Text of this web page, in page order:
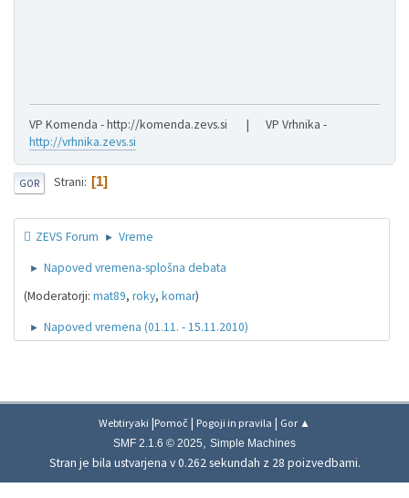
VP Komenda - http://komenda.zevs.si | VP Vrhnika -
http://vrhnika.zevs.si
GOR Strani 1
ZEVS Forum ► Vreme
► Napoved vremena-splošna debata
(Moderatorji: mat89, roky, komar)
► Napoved vremena (01.11. - 15.11.2010)
Webtiryaki |Pomoč | Pogoji in pravila | Gor ▲
SMF 2.1.6 © 2025, Simple Machines
Stran je bila ustvarjena v 0.262 sekundah z 28 poizvedbami.